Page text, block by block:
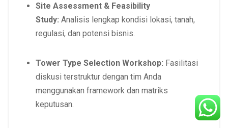
Site Assessment & Feasibility
Study: Analisis lengkap kondisi lokasi, tanah,
regulasi, dan potensi bisnis.
Tower Type Selection Workshop: Fasilitasi
diskusi terstruktur dengan tim Anda
menggunakan framework dan matriks
keputusan.